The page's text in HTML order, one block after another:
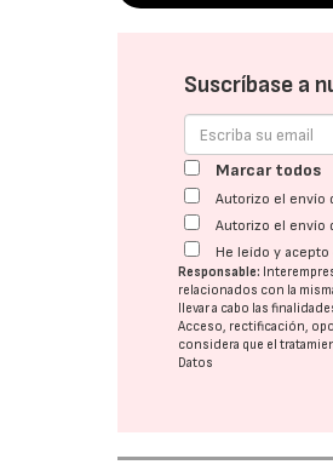
Suscríbase a
Marcar todos
Autorizo el envío
Autorizo el envío
He leído y
Responsable:
relacionados con la
llevar a cabo las
Acceso, rectificación,
considera que el
Datos